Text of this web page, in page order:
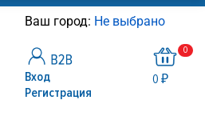
Ваш город: Не выбрано
Вход
Регистрация
0
0 ₽